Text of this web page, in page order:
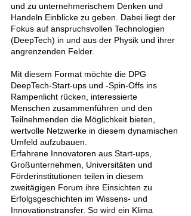
und zu unternehmerischem Denken und
Handeln Einblicke zu geben. Dabei liegt der
Fokus auf anspruchsvollen Technologien
(DeepTech) in und aus der Physik und ihrer
angrenzenden Felder.
Mit diesem Format möchte die DPG
DeepTech-Start-ups und -Spin-Offs ins
Rampenlicht rücken, interessierte
Menschen zusammenführen und den
Teilnehmenden die Möglichkeit bieten,
wertvolle Netzwerke in diesem dynamischen
Umfeld aufzubauen.
Erfahrene Innovatoren aus Start-ups,
Großunternehmen, Universitäten und
Förderinstitutionen teilen in diesem
zweitägigen Forum ihre Einsichten zu
Erfolgsgeschichten im Wissens- und
Innovationstransfer. So wird ein Klima